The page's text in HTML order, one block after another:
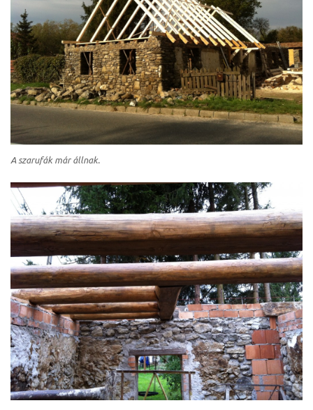
A szarufák már állnak.